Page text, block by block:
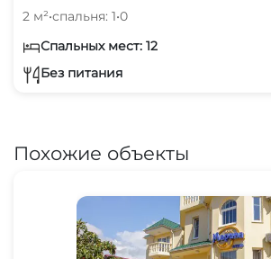
2 м²•спальня: 1•0
Спальных мест: 12
Без питания
Похожие объекты